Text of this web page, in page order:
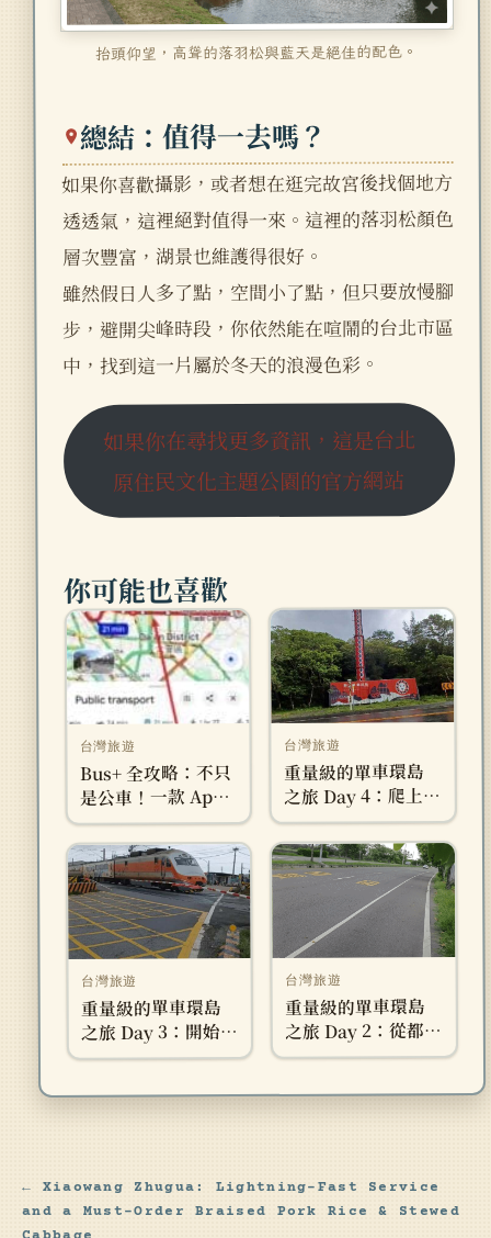
抬頭仰望，高聳的落羽松與藍天是絕佳的配色。
總結：值得一去嗎？
如果你喜歡攝影，或者想在逛完故宮後找個地方
透透氣，這裡絕對值得一來。這裡的落羽松顏色
層次豐富，湖景也維護得很好。
雖然假日人多了點，空間小了點，但只要放慢腳
步，避開尖峰時段，你依然能在喧鬧的台北市區
中，找到這一片屬於冬天的浪漫色彩。
如果你在尋找更多資訊，這是台北
原住民文化主題公園的官方網站
你可能也喜歡
台灣旅遊
Bus+ 全攻略：不只
是公車！一款 App
搞定捷運、台鐵、
YouBike 與高鐵 5
個大眾運輸的通勤
神器
台灣旅遊
重量級的單車環島
之旅 Day 4：爬上壽
卡 – 南迴公路最高
點
台灣旅遊
重量級的單車環島
之旅 Day 3：開始享
受旅程、小休息的
台灣旅遊
重量級的單車環島
之旅 Day 2：從都市
到鄉村，看那些之
← Xiaowang Zhugua: Lightning-Fast Service
and a Must-Order Braised Pork Rice & Stewed